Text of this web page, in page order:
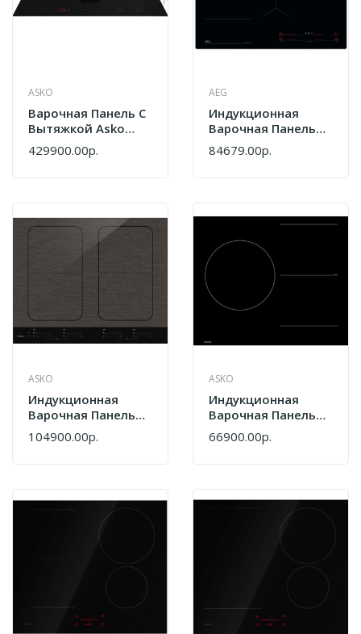
ASKO
Варочная Панель С
Вытяжкой Asko
HIHD854MM
429900.00р.
AEG
Индукционная
Варочная Панель
Aeg TI74IF00IB
84679.00р.
ASKO
Индукционная
Варочная Панель
Asko HI1655M
104900.00р.
ASKO
Индукционная
Варочная Панель
Asko HI2632FBG1
66900.00р.